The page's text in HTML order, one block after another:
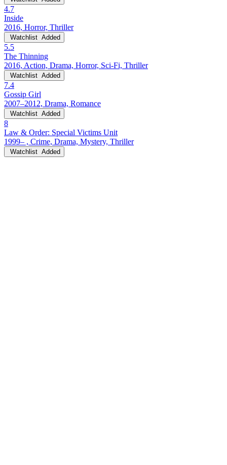
4.7
Inside
2016, Horror, Thriller
Watchlist Added
5.5
The Thinning
2016, Action, Drama, Horror, Sci-Fi, Thriller
Watchlist Added
7.4
Gossip Girl
2007–2012, Drama, Romance
Watchlist Added
8
Law & Order: Special Victims Unit
1999– , Crime, Drama, Mystery, Thriller
Watchlist Added